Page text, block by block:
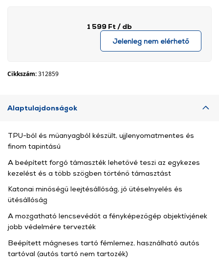
1 599 Ft / db
Jelenleg nem elérhető
Cikkszám:312859
Alaptulajdonságok
TPU-ból és műanyagból készült, ujjlenyomatmentes és
finom tapintású
A beépített forgó támaszték lehetővé teszi az egykezes
kezelést és a több szögben történő támasztást
Katonai minőségű leejtésállóság, jó ütéselnyelés és
ütésállóság
A mozgatható lencsevédőt a fényképezőgép objektívjének
jobb védelmére tervezték
Beépített mágneses tartó fémlemez, használható autós
tartóval (autós tartó nem tartozék)